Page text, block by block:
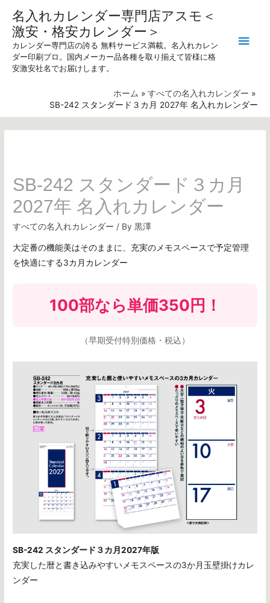
名入れカレンダー専門店アスモ＜
激安・格安カレンダー＞
カレンダー専門店の誇る 無料サービス満載。名入れカレン
ダー印刷プロ。国内メーカー品各種を取り揃えて皆様に格
安激安社名でお届けします。
メ
ン
メ
ー
ホーム
すべての名入れカレンダー
SB-242 スタンダード３カ月 2027年 名入れカレンダー
SB-242 スタンダード３カ月
2027年 名入れカレンダー
すべての名入れカレンダー / By黒澤
大定番の機能美はそのままに、充実のメモスペースで予定管理
を快適にする3カ月カレンダー
100部なら単価350円 ！
（早期受付特別価格・税込）
SB-242 スタンダード３カ月2027年版
充実した暦と書き込みやすいメモスペースの3か月玉壁掛けカレ
ンダー